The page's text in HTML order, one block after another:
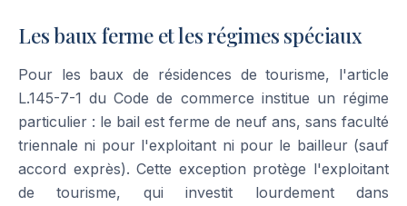
Les baux ferme et les régimes spéciaux
Pour les baux de résidences de tourisme, l'article
L.145-7-1 du Code de commerce institue un régime
particulier : le bail est ferme de neuf ans, sans faculté
triennale ni pour l'exploitant ni pour le bailleur (sauf
accord exprès). Cette exception protège l'exploitant
de tourisme, qui investit lourdement dans